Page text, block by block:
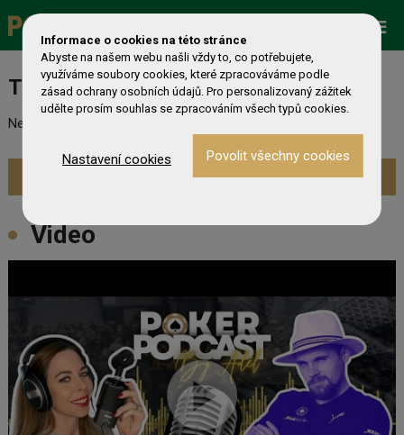
Turnaj nebyl nalezen
Nebyl nalezen odpovídající turnaj. Prevděpodobně již skončil.
Zobrazit aktuální turnaje »
Video
Informace o cookies na této stránce
Abyste na našem webu našli vždy to, co potřebujete,
využíváme soubory cookies, které zpracováváme podle
zásad ochrany osobních údajů. Pro personalizovaný zážitek
udělte prosím souhlas se zpracováním všech typů cookies.
Nastavení cookies